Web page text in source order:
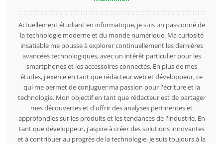
Actuellement étudiant en informatique, je suis un passionné de
la technologie moderne et du monde numérique. Ma curiosité
insatiable me pousse à explorer continuellement les dernières
avancées technologiques, avec un intérêt particulier pour les
smartphones et les accessoires connectés. En plus de mes
études, j'exerce en tant que rédacteur web et développeur, ce
qui me permet de conjuguer ma passion pour l'écriture et la
technologie. Mon objectif en tant que rédacteur est de partager
mes découvertes et d'offrir des analyses pertinentes et
approfondies sur les produits et les tendances de l'industrie. En
tant que développeur, j'aspire à créer des solutions innovantes
et à contribuer au progrès de la technologie. Je suis toujours à la